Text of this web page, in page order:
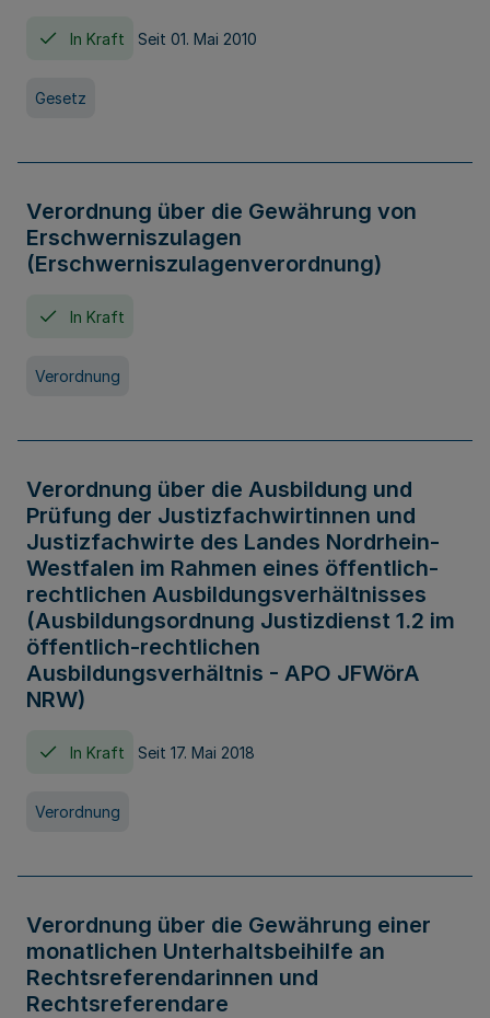
In Kraft Seit 01. Mai 2010
Gesetz
Verordnung über die Gewährung von
Erschwerniszulagen
(Erschwerniszulagenverordnung)
In Kraft
Verordnung
Verordnung über die Ausbildung und
Prüfung der Justizfachwirtinnen und
Justizfachwirte des Landes Nordrhein-
Westfalen im Rahmen eines öffentlich-
rechtlichen Ausbildungsverhältnisses
(Ausbildungsordnung Justizdienst 1.2 im
öffentlich-rechtlichen
Ausbildungsverhältnis - APO JFWörA
NRW)
In Kraft Seit 17. Mai 2018
Verordnung
Verordnung über die Gewährung einer
monatlichen Unterhaltsbeihilfe an
Rechtsreferendarinnen und
Rechtsreferendare